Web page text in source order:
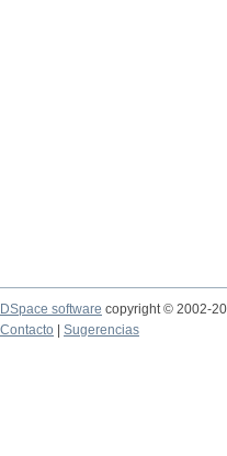
DSpace software copyright © 2002-
Contacto
Sugerencias